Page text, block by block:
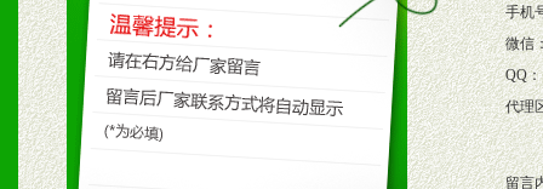
保产品顺利销售。
4、根据市场情况公司给予
购支持。
手机
微信
QQ：
代理
留言